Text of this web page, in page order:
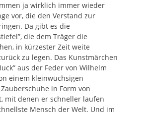
ja wirklich immer wieder
vor, die den Verstand zur
Da gibt es die
die dem Träger die
in kürzester Zeit weite
zu legen. Das Kunstmärchen
aus der Feder von Wilhelm
einem kleinwüchsigen
in Form von
mit denen er schneller laufen
Mensch der Welt. Und im